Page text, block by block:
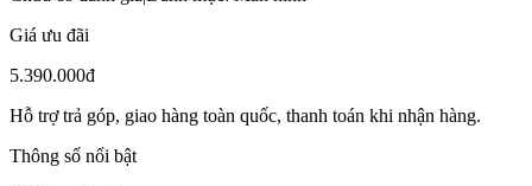
Giá ưu đãi
5.390.000đ
Hỗ trợ trả góp, giao hàng toàn quốc, thanh toán khi nhận hàng.
Thông số nổi bật